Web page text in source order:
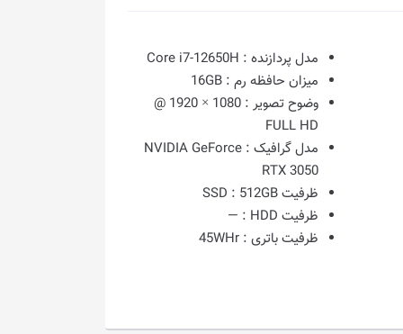
مدل پردازنده : Core i7-12650H
میزان حافظه رم : 16GB
وضوح تصویر :
1080 × 1920 @
FULL HD
مدل گرافیک : NVIDIA GeForce
RTX 3050
ظرفیت SSD :512GB
ظرفیت HDD :
—
ظرفیت باتری : 45WHr